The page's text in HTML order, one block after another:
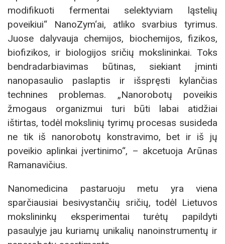
modifikuoti fermentai selektyviam ląstelių
poveikiui“ NanoZym‘ai, atliko svarbius tyrimus.
Juose dalyvauja chemijos, biochemijos, fizikos,
biofizikos, ir biologijos sričių mokslininkai. Toks
bendradarbiavimas būtinas, siekiant įminti
nanopasaulio paslaptis ir išspręsti kylančias
technines problemas. „Nanorobotų poveikis
žmogaus organizmui turi būti labai atidžiai
ištirtas, todėl mokslinių tyrimų procesas susideda
ne tik iš nanorobotų konstravimo, bet ir iš jų
poveikio aplinkai įvertinimo“, – akcetuoja Arūnas
Ramanavičius.
Nanomedicina pastaruoju metu yra viena
sparčiausiai besivystančių sričių, todėl Lietuvos
mokslininkų eksperimentai turėtų papildyti
pasaulyje jau kuriamų unikalių nanoinstrumentų ir